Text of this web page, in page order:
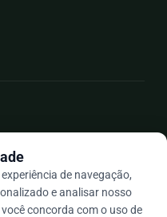
de navegação,
e analisar nosso
concorda com o uso de